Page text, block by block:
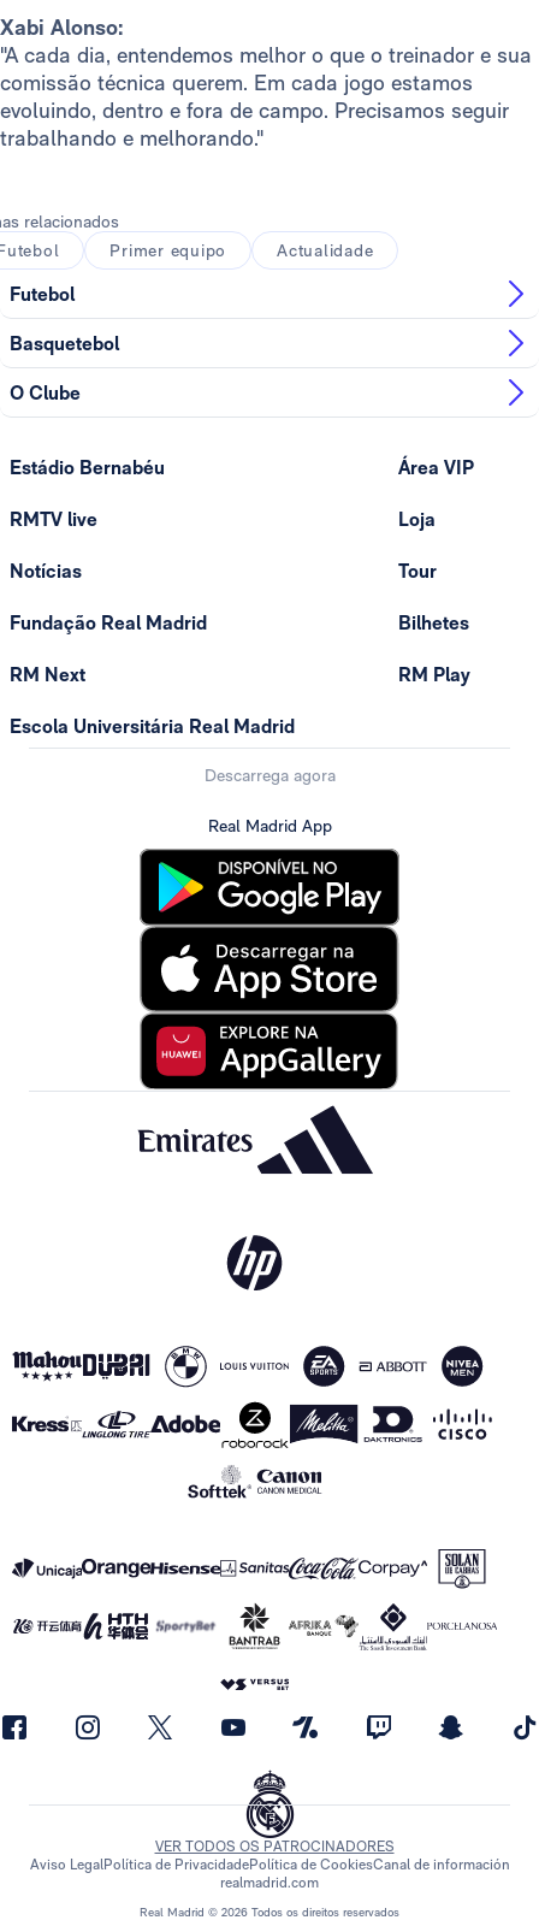
Xabi Alonso:
"A cada dia, entendemos melhor o que o treinador e sua
comissão técnica querem. Em cada jogo estamos
evoluindo, dentro e fora de campo. Precisamos seguir
trabalhando e melhorando."
relacionados
Primer equipo Actualidade
Futebol
Basquetebol
O Clube
Estádio Bernabéu
RMTV live
Notícias
Fundação Real Madrid
RM Next
Escola Universitária Real Madrid
Área VIP
Loja
Tour
Bilhetes
RM Play
Descarrega agora
Real Madrid App
Real Madrid © 2026 Todos os direitos reservados
VER TODOS OS PATROCINADORES
Aviso LegalPolítica de PrivacidadePolítica de CookiesCanal de información
realmadrid.com